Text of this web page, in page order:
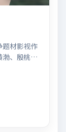
题材影视作
、殷桃等
影片围绕
言克制而
乐与场面
读的细节
众观看与